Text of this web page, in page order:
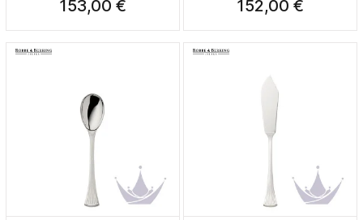
153,00 € 152,00 €